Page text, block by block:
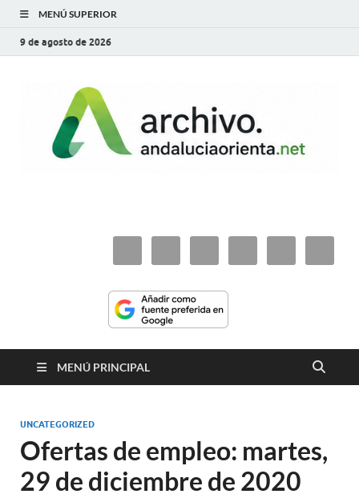
MENÚ SUPERIOR
9 de agosto de 2026
MENÚ PRINCIPAL
UNCATEGORIZED
Ofertas de empleo: martes,
29 de diciembre de 2020